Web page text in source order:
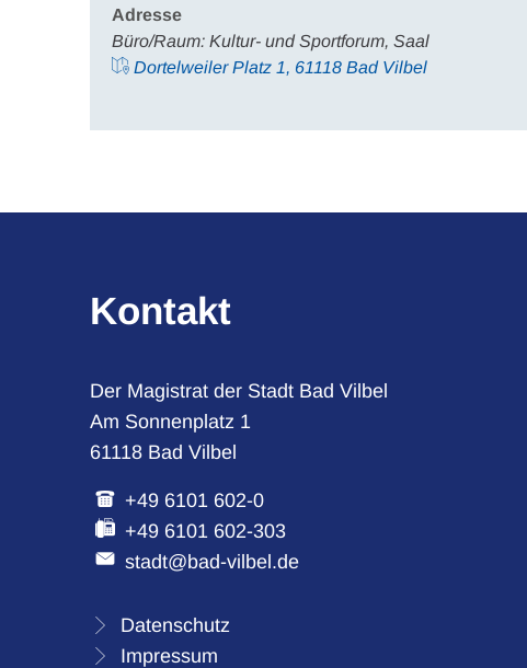
Adresse
Büro/Raum: Kultur- und Sportforum, Saal
Dortelweiler Platz 1, 61118 Bad Vilbel
Kontakt
Der Magistrat der Stadt Bad Vilbel
Am Sonnenplatz 1
61118 Bad Vilbel
+49 6101 602-0
+49 6101 602-303
stadt@bad-vilbel.de
Datenschutz
Impressum